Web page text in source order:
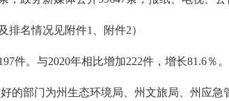
名情况见附件1、附件2）
件。与2020年相比增加222件，增长81.6％。
的部门为州生态环境局、州文旅局、州应急